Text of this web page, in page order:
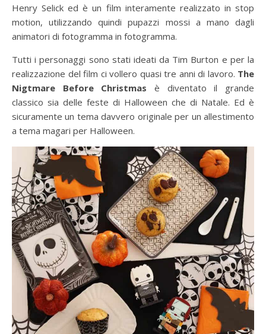
Henry Selick ed è un film interamente realizzato in stop
motion, utilizzando quindi pupazzi mossi a mano dagli
animatori di fotogramma in fotogramma.
Tutti i personaggi sono stati ideati da Tim Burton e per la
realizzazione del film ci vollero quasi tre anni di lavoro. The
Nigtmare Before Christmas è diventato il grande
classico sia delle feste di Halloween che di Natale. Ed è
sicuramente un tema davvero originale per un allestimento
a tema magari per Halloween.